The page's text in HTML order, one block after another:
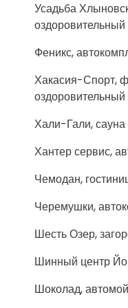
Усадьба
оздоровительный
Феникс,
Хакасия-Спорт,
Хали-Гали, сауна
Хантер сервис,
Чемодан,
Черемушки,
Шесть Озер,
Шинный центр
Шоколад,